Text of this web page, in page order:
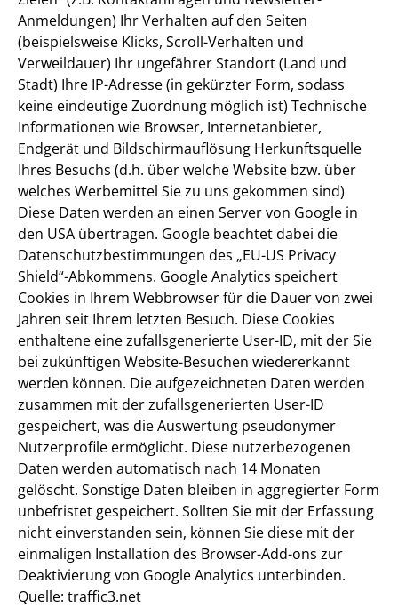
Anmeldungen) Ihr Verhalten auf den Seiten
(beispielsweise Klicks, Scroll-Verhalten und
Verweildauer) Ihr ungefährer Standort (Land und
Stadt) Ihre IP-Adresse (in gekürzter Form, sodass
keine eindeutige Zuordnung möglich ist) Technische
Informationen wie Browser, Internetanbieter,
Endgerät und Bildschirmauflösung Herkunftsquelle
Ihres Besuchs (d.h. über welche Website bzw. über
welches Werbemittel Sie zu uns gekommen sind)
Diese Daten werden an einen Server von Google in
den USA übertragen. Google beachtet dabei die
Datenschutzbestimmungen des „EU-US Privacy
Shield“-Abkommens. Google Analytics speichert
Cookies in Ihrem Webbrowser für die Dauer von zwei
Jahren seit Ihrem letzten Besuch. Diese Cookies
enthaltene eine zufallsgenerierte User-ID, mit der Sie
bei zukünftigen Website-Besuchen wiedererkannt
werden können. Die aufgezeichneten Daten werden
zusammen mit der zufallsgenerierten User-ID
gespeichert, was die Auswertung pseudonymer
Nutzerprofile ermöglicht. Diese nutzerbezogenen
Daten werden automatisch nach 14 Monaten
gelöscht. Sonstige Daten bleiben in aggregierter Form
unbefristet gespeichert. Sollten Sie mit der Erfassung
nicht einverstanden sein, können Sie diese mit der
einmaligen Installation des Browser-Add-ons zur
Deaktivierung von Google Analytics unterbinden.
Quelle: traffic3.net